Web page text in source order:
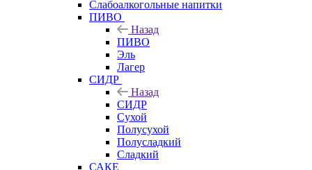
Слабоалкогольные напитки
ПИВО
Назад
ПИВО
Эль
Лагер
СИДР
Назад
СИДР
Сухой
Полусухой
Полусладкий
Сладкий
САКЕ